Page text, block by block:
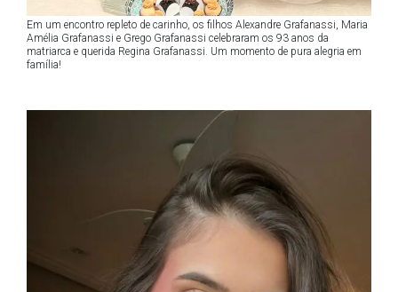
Em um encontro repleto de carinho, os filhos Alexandre Grafanassi, Maria
Amélia Grafanassi e Grego Grafanassi celebraram os 93 anos da
matriarca e querida Regina Grafanassi. Um momento de pura alegria em
família!